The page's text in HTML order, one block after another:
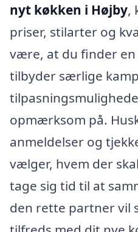
nyt køkken i Højby,
priser, stilarter og
være, at du finder
tilbyder særlige
opmærksom på.
anmeldelser og
vælger, hvem der
tage sig tid til at
den rette partner vil